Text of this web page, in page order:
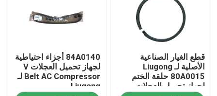
قطع الغيار الصناعية
الأصلية لـ Liugong
80A0015 حلقة الختم
لجهاز تحميل العجلات
84A0140 أجزاء احتياطية
لجهاز تحميل العجلات V
Belt AC Compressor لـ
Liugong